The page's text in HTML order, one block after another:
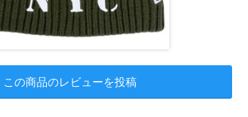
この商品のレビューを投稿